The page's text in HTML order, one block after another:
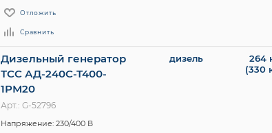
Отложить
Сравнить
Дизельный генератор
ТСС АД-240С-Т400-
1РМ20
Арт.: G-52796
Напряжение: 230/400 В
дизель
264
(330